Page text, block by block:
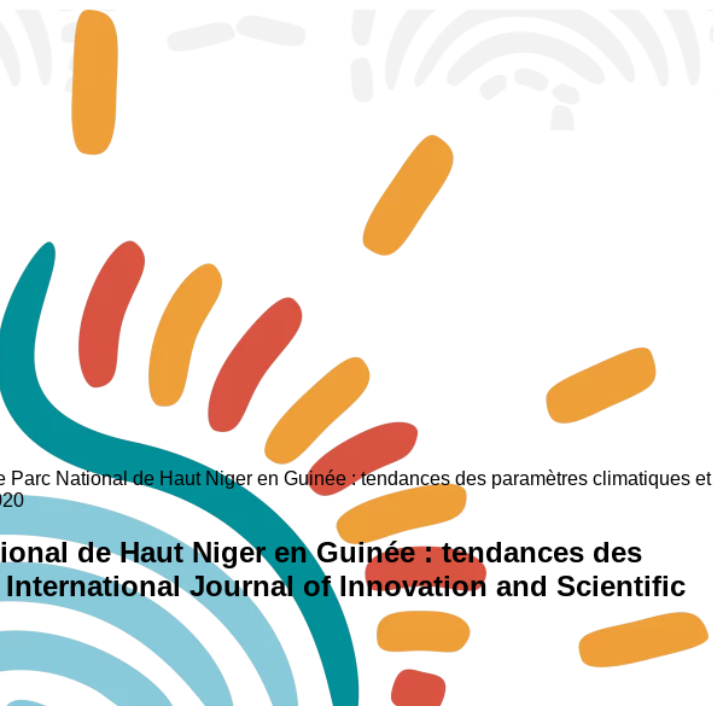
National de Haut Niger en Guinée : tendances des paramètres climatiques et
de Haut Niger en Guinée : tendances des
Journal of Innovation and Scientific